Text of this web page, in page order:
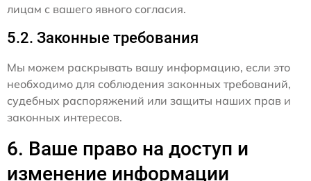
лицам с вашего явного согласия.
5.2. Законные требования
Мы можем раскрывать вашу информацию, если это
необходимо для соблюдения законных требований,
судебных распоряжений или защиты наших прав и
законных интересов.
6. Ваше право на доступ и
изменение информации